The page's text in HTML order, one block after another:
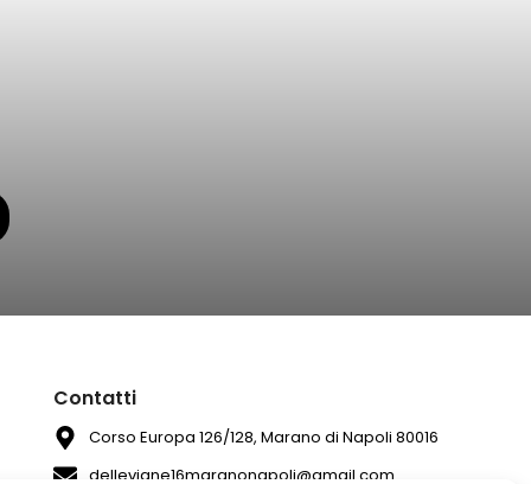
Contatti
Corso Europa 126/128, Marano di Napoli 80016
dellevigne16maranonapoli@gmail.com